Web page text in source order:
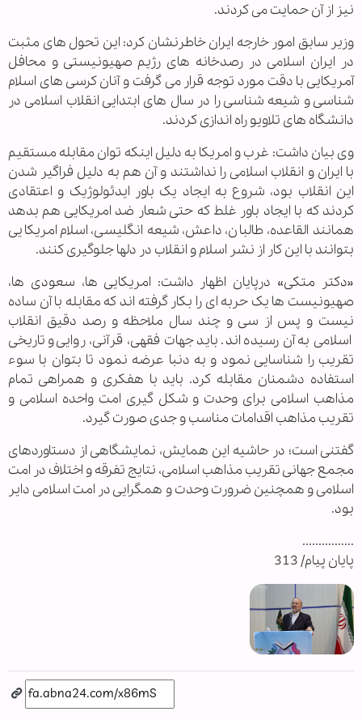
نیز از آن حمایت می کردند.
وزیر سابق امور خارجه ایران خاطرنشان کرد: این تحول های مثبت
در ایران اسلامی در رصدخانه های رژیم صهیونیستی و محافل
آمریکایی با دقت مورد توجه قرار می گرفت و آنان کرسی های اسلام
شناسی و شیعه شناسی را در سال های ابتدایی انقلاب اسلامی در
دانشگاه های تلاویو راه اندازی کردند.
وی بیان داشت: غرب و امریکا به دلیل اینکه توان مقابله مستقیم
با ایران و انقلاب اسلامی را نداشتند و آن هم به دلیل فراگیر شدن
این انقلاب بود، شروع به ایجاد یک باور ایدئولوژیک و اعتقادی
کردند که با ایجاد باور غلط که حتی شعار ضد امریکایی هم بدهد
همانند القاعده، طالبان، داعش، شیعه انگلیسی، اسلام امریکایی
بتوانند با این کار از نشر اسلام و انقلاب در دلها جلوگیری کنند.
«دکتر متکی» درپایان اظهار داشت: امریکایی ها، سعودی ها،
صهیونیست ها یک حربه ای را بکار گرفته اند که مقابله با آن ساده
نیست و پس از سی و چند سال ملاحظه و رصد دقیق انقلاب
اسلامی به آن رسیده اند. باید جهات فقهی، قرآنی، روایی و تاریخی
تقریب را شناسایی نمود و به دنبا عرضه نمود تا بتوان با سوء
استفاده دشمنان مقابله کرد. باید با هفکری و همراهی تمام
مذاهب اسلامی برای وحدت و شکل گیری امت واحده اسلامی و
تقریب مذاهب اقدامات مناسب و جدی صورت گیرد.
گفتنی است؛ در حاشیه این همایش، نمایشگاهی از دستاوردهای
مجمع جهانی تقریب مذاهب اسلامی، نتایج تفرقه و اختلاف در امت
اسلامی و همچنین ضرورت وحدت و همگرایی در امت اسلامی دایر
بود.
................
پايان پيام/ 313